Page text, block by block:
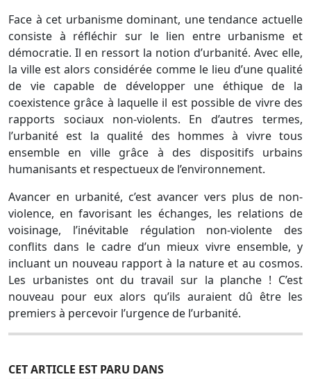
CET ARTICLE EST PARU DANS
Face à cet urbanisme dominant, une tendance actuelle
consiste à réfléchir sur le lien entre urbanisme et
démocratie. Il en ressort la notion d’urbanité. Avec elle,
la ville est alors considérée comme le lieu d’une qualité
de vie capable de développer une éthique de la
coexistence grâce à laquelle il est possible de vivre des
rapports sociaux non-violents. En d’autres termes,
l’urbanité est la qualité des hommes à vivre tous
ensemble en ville grâce à des dispositifs urbains
humanisants et respectueux de l’environnement.
Avancer en urbanité, c’est avancer vers plus de non-
violence, en favorisant les échanges, les relations de
voisinage, l’inévitable régulation non-violente des
conflits dans le cadre d’un mieux vivre ensemble, y
incluant un nouveau rapport à la nature et au cosmos.
Les urbanistes ont du travail sur la planche ! C’est
nouveau pour eux alors qu’ils auraient dû être les
premiers à percevoir l’urgence de l’urbanité.